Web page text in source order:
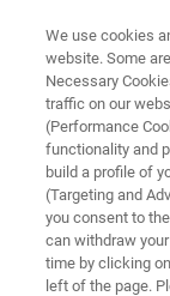
TRAINING
We use cookies
website. Some
Necessary
traffic on our
(Performance
functionality and
build a profile of
(Targeting and
you consent to
can withdraw
time by clicking
left of the page.